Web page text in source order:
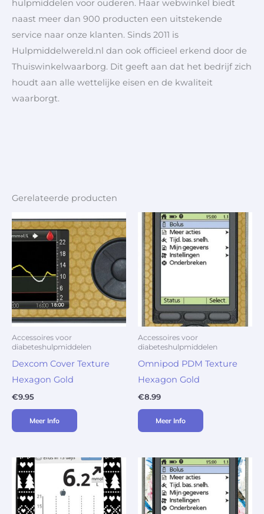
hulpmiddelen voor ouderen. Haar webwinkel biedt
naast meer dan 900 producten een uitstekende
service naar onze klanten. Sinds 2011 is
Hulpmiddelwereld.nl dan ook officieel erkend door de
Thuiswinkelwaarborg. Dit geeft aan dat het bedrijf zich
houdt aan alle wettelijke eisen en de kwaliteit
waarborgt.
Gerelateerde producten
Accessoires voor
diabeteshulpmiddelen
Dexcom Cover Texture
Hexagon Gold
€9.95
Meer Info
Accessoires voor
diabeteshulpmiddelen
Omnipod PDM Texture
Hexagon Gold
€8.99
Meer Info